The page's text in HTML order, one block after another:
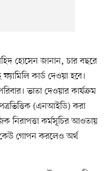
হোসেন জানান, চার বছরে
কার্ড দেওয়া হবে।
ভাতা দেওয়ার কার্যক্রম
(এনআইডি) করা
নিরাপত্তা কর্মসূচির আওতায়
কেউ গোপন করলেও অর্থ